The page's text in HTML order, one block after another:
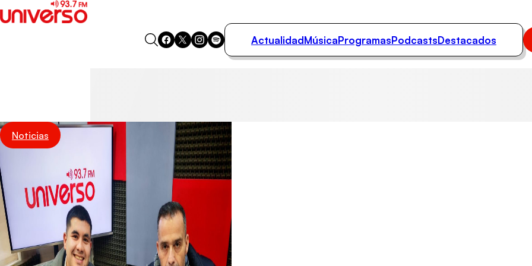
Podcasts
Destacados
ActualidadMúsicaProgramasPodcastsDestacados
Noticias